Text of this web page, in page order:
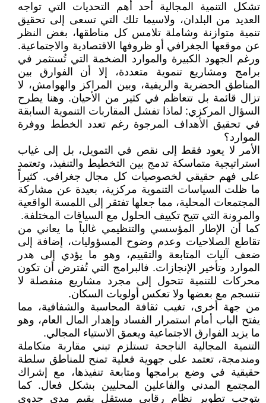
تشكل التنمية المجالية أحد أهم التحديات التي تواجه
العديد من البلدان، ولاسيما تلك التي تسعى إلى تحقيق
تنمية متوازنة وشاملة تلامس كل مناطقها، بغض النظر
عن موقعها الجغرافي أو ظروفها الاقتصادية والاجتماعية.
ورغم الجهود الكبيرة والموارد الضخمة التي تُستثمر في
برامج ومشاريع تنموية متعددة، إلا أن الفوارق بين
المناطق الحضرية والريفية، وبين المراكز والهوامش، لا
تزال قائمة بل تتعاظم في كثير من الأحيان. وهنا يطرح
السؤال المركزي: لماذا تفشل المقاربات التنموية السابقة
في تحقيق الأهداف المرجوة رغم تعدد الخطط ووفرة
الموارد؟
الأمر لا يعود فقط إلى نقص في التمويل، بل إلى غياب
استراتيجية متماسكة تدمج بين التخطيط والتنفيذ، وتعتمد
على فهم حقيقي لخصوصيات كل مجال جغرافي. كثيراً
ما ظلت السياسات التنموية مركزية، بعيدة عن مشاركة
المجتمعات المحلية، مما جعلها تفتقر إلى اللمسة الواقعية
والمرونة التي تتيح تكييف الحلول مع السياقات المختلفة.
كما أن الإطار المؤسسي والتنظيمي غالباً ما يعاني من
تقاطع الصلاحيات وعدم وضوح المسؤوليات، إضافة إلى
ضعف آليات المتابعة والتقييم، وهو ما يؤدي إلى هدر
الموارد وتأخير الإنجازات. فالبرامج التي تُفترض أن تكون
محركات للتنمية تتحول إلى مجرد مشاريع منفصلة لا
تنسجم مع بعضها ولا تعكس أولويات السكان.
من جهة أخرى، تغيب ثقافة المحاسبة والشفافية، مما
يفتح الباب أمام استمرار الفساد وإهدار المال العام، وهو
ما يزيد الفوارق الاجتماعية ويعمق الاستياء المجالي.
التنمية المجالية الناجحة تستلزم تبني مقاربة متكاملة
ومندمجة، تعتمد على جهوية فعلية تمنح للمناطق سلطة
حقيقية في وضع برامجها ومتابعة تنفيذها، مع إشراك
المجتمع المدني والفاعلين المحليين بشكل فعال. كما
يتوجب تطوير نظام رقابي مستقل يقيم مدى جدوى